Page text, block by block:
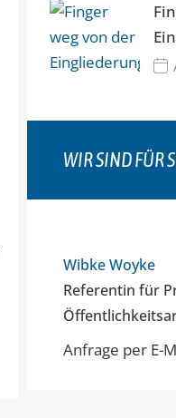
WIR SIND FÜR
Wibke Woyke
Referentin für
Anfrage per E-